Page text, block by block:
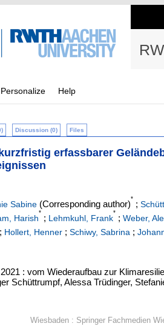
Personalize Help
Discussion (0) Files
erfassbarer
Sabine (Corresponding author)
*
;
Harish
*
; Lehmkuhl, Frank
*
; Weber,
; Hollert, Henner ; Schiwy, Sabrina ;
: vom Wiederaufbau zur
Schüttrumpf, Alessa Trüdinger,
Wiesbaden : Springer Fachmedien